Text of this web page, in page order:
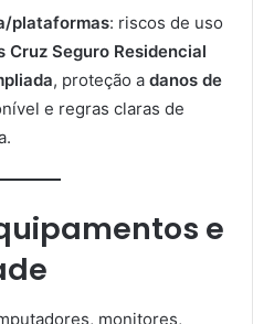
plataformas: riscos de uso
Cruz Seguro Residencial
, proteção a danos de
e regras claras de
e
monitores,